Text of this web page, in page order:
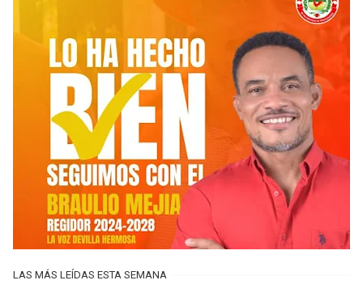
LAS MÁS LEÍDAS ESTA SEMANA